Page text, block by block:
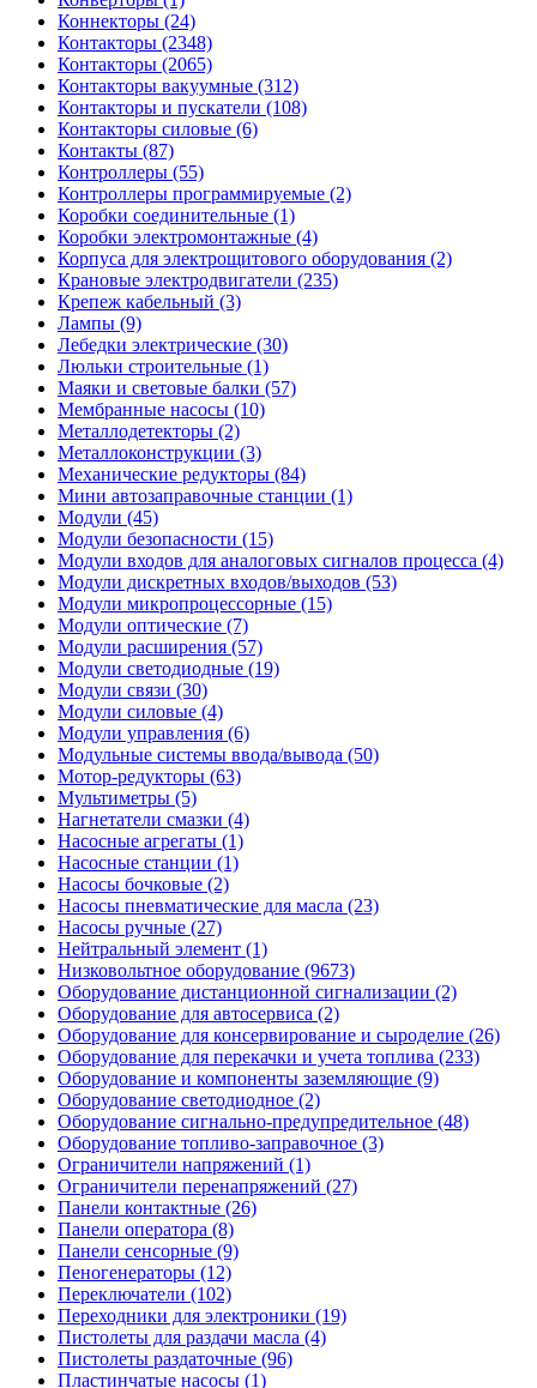
Коннекторы (24)
Контакторы (2348)
Контакторы (2065)
Контакторы вакуумные (312)
Контакторы и пускатели (108)
Контакторы силовые (6)
Контакты (87)
Контроллеры (55)
Контроллеры программируемые (2)
Коробки соединительные (1)
Коробки электромонтажные (4)
Корпуса для электрощитового оборудования (2)
Крановые электродвигатели (235)
Крепеж кабельный (3)
Лампы (9)
Лебедки электрические (30)
Люльки строительные (1)
Маяки и световые балки (57)
Мембранные насосы (10)
Металлодетекторы (2)
Металлоконструкции (3)
Механические редукторы (84)
Мини автозаправочные станции (1)
Модули (45)
Модули безопасности (15)
Модули входов для аналоговых сигналов процесса (4)
Модули дискретных входов/выходов (53)
Модули микропроцессорные (15)
Модули оптические (7)
Модули расширения (57)
Модули светодиодные (19)
Модули связи (30)
Модули силовые (4)
Модули управления (6)
Модульные системы ввода/вывода (50)
Мотор-редукторы (63)
Мультиметры (5)
Нагнетатели смазки (4)
Насосные агрегаты (1)
Насосные станции (1)
Насосы бочковые (2)
Насосы пневматические для масла (23)
Насосы ручные (27)
Нейтральный элемент (1)
Низковольтное оборудование (9673)
Оборудование дистанционной сигнализации (2)
Оборудование для автосервиса (2)
Оборудование для консервирование и сыроделие (26)
Оборудование для перекачки и учета топлива (233)
Оборудование и компоненты заземляющие (9)
Оборудование светодиодное (2)
Оборудование сигнально-предупредительное (48)
Оборудование топливо-заправочное (3)
Ограничители напряжений (1)
Ограничители перенапряжений (27)
Панели контактные (26)
Панели оператора (8)
Панели сенсорные (9)
Пеногенераторы (12)
Переключатели (102)
Переходники для электроники (19)
Пистолеты для раздачи масла (4)
Пистолеты раздаточные (96)
Пластинчатые насосы (1)